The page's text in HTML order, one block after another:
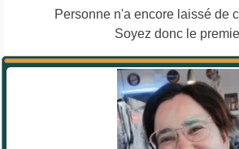
Personne n'a encore laissé de
Soyez donc le